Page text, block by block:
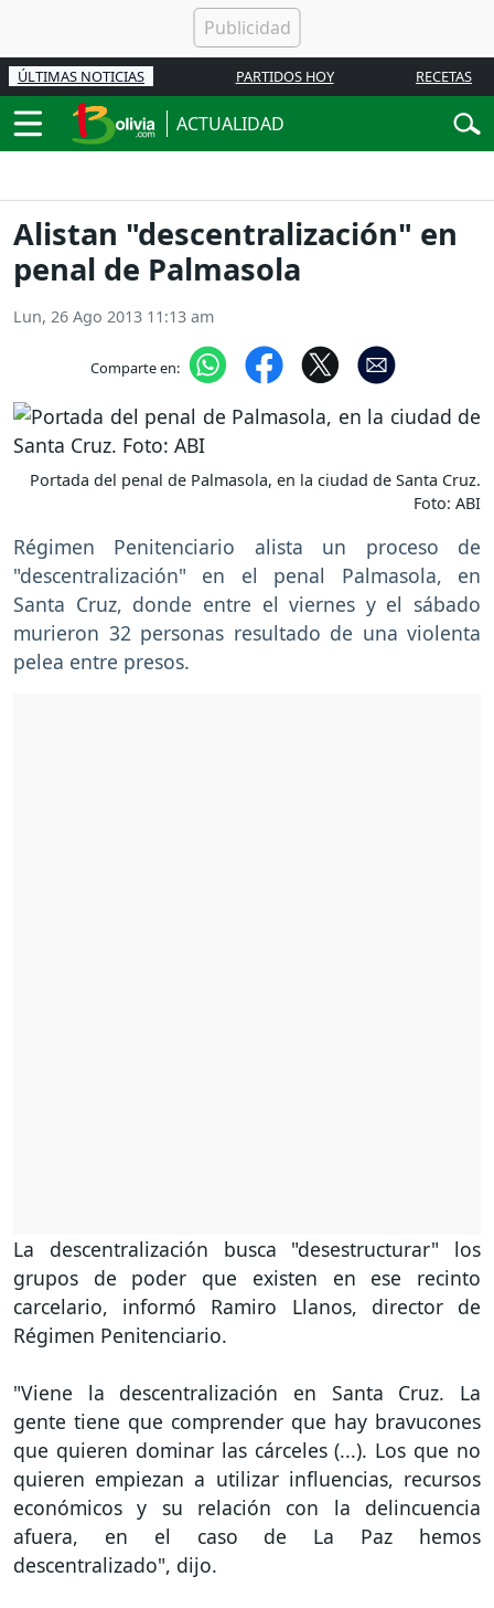
ÚLTIMAS NOTICIAS PARTIDOS HOY RECETAS
ACTUALIDAD
Alistan "descentralización" en
penal de Palmasola
Lun, 26 Ago 2013 11:13 am
Comparte en:
Portada del penal de Palmasola, en la ciudad de Santa Cruz.
Foto: ABI
Régimen Penitenciario alista un proceso de
"descentralización" en el penal Palmasola, en
Santa Cruz, donde entre el viernes y el sábado
murieron 32 personas resultado de una violenta
pelea entre presos.
La descentralización busca "desestructurar" los
grupos de poder que existen en ese recinto
carcelario, informó Ramiro Llanos, director de
Régimen Penitenciario.
"Viene la descentralización en Santa Cruz. La
gente tiene que comprender que hay bravucones
que quieren dominar las cárceles (...). Los que no
quieren empiezan a utilizar influencias, recursos
económicos y su relación con la delincuencia
afuera, en el caso de La Paz hemos
descentralizado", dijo.